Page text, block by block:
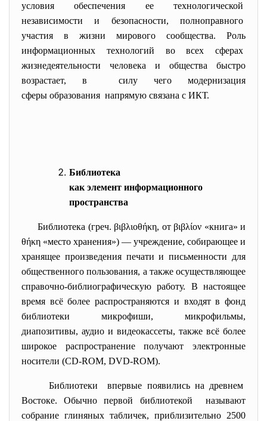
условия обеспечения ее технологической
независимости и безопасности, полноправного
участия в жизни мирового сообщества. Роль
информационных технологий во всех сферах
жизнедеятельности человека и общества быстро
возрастает, в силу чего модернизация
сферы образования напрямую связана с ИКТ.
Библиотека
как элемент информационного
пространства
Библиотека (греч. βιβλιοθήκη, от βιβλίον «книга» и
θήκη «место хранения») — учреждение, собирающее и
хранящее произведения печати и письменности для
общественного пользования, а также осуществляющее
справочно-библиографическую работу. В настоящее
время всё более распространяются и входят в фонд
библиотеки микрофиши, микрофильмы,
диапозитивы, аудио и видеокассеты, также всё более
широкое распространение получают электронные
носители (CD-ROM, DVD-ROM).
Библиотеки впервые появились на древнем
Востоке. Обычно первой библиотекой называют
собрание глиняных табличек, приблизительно 2500